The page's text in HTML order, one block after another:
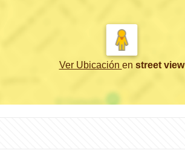
Ver Ubicación en street view